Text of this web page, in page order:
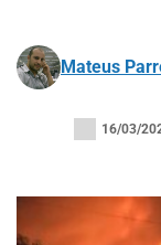
Mateus
16/03/